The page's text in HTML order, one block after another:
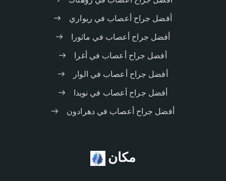
أفضل جراح أعصاب في ريواري
أفضل جراح أعصاب في ماثورا
أفضل جراح أعصاب في أغرا
أفضل جراح أعصاب في الوار
أفضل جراح أعصاب في نويدا
أفضل جراح أعصاب في دهرادون
مكان